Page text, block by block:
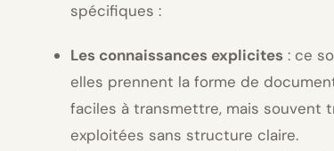
spécifiques :
Les connaissances explicites : ce
elles prennent la forme de
faciles à transmettre, mais souvent
exploitées sans structure claire.